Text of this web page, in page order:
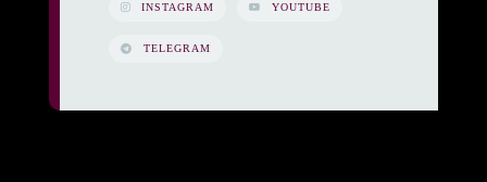
INSTAGRAM YOUTUBE
TELEGRAM